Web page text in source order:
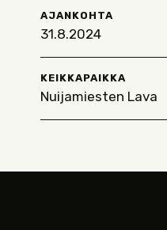
AJANKOHTA
31.8.2024
KEIKKAPAIKKA
Nuijamiesten Lava